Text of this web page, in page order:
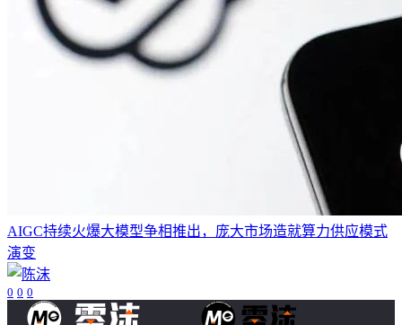
AIGC持续火爆大模型争相推出，庞大市场造就算力供应模式
演变
0 0 0